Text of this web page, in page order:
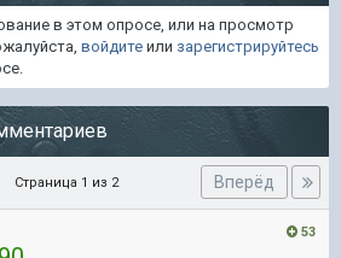
в этом опросе, или на просмотр
войдите или зарегистрируйтесь
Вперёд
Страница 1 из 2
53